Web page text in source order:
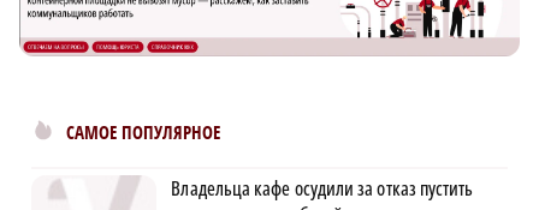
САМОЕ ПОПУЛЯРНОЕ
Владельца кафе осудили за отказ пустить